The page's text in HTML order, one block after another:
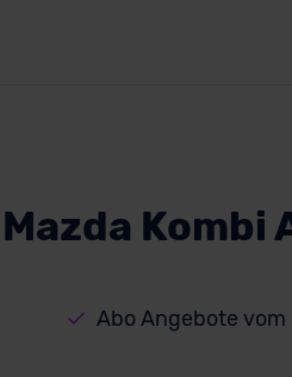
Mazda Kombi
Abo Angebote